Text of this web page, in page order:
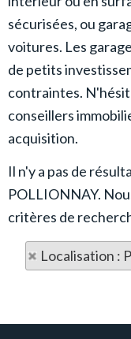
sécurisées, ou
voitures. Les
de petits
contraintes.
conseillers
acquisition.
Il n'y a pas de
POLLIONNAY.
critères de
Localisation :